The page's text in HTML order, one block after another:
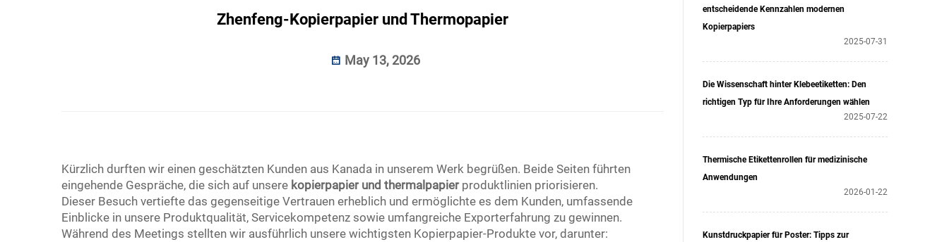
Zhenfeng-Kopierpapier und Thermopapier
May 13, 2026
Kürzlich durften wir einen geschätzten Kunden aus Kanada in unserem Werk begrüßen. Beide Seiten führten
eingehende Gespräche, die sich auf unsere kopierpapier und thermalpapier produktlinien priorisieren.
Dieser Besuch vertiefte das gegenseitige Vertrauen erheblich und ermöglichte es dem Kunden, umfassende
Einblicke in unsere Produktqualität, Servicekompetenz sowie umfangreiche Exporterfahrung zu gewinnen.
Während des Meetings stellten wir ausführlich unsere wichtigsten Kopierpapier-Produkte vor, darunter:
entscheidende Kennzahlen modernen
Kopierpapiers
2025-07-31
Die Wissenschaft hinter Klebeetiketten: Den
richtigen Typ für Ihre Anforderungen wählen
2025-07-22
Thermische Etikettenrollen für medizinische
Anwendungen
2026-01-22
Kunstdruckpapier für Poster: Tipps zur